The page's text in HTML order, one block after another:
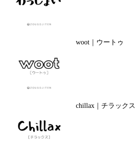
woot｜ウートゥ
chillax｜チラックス